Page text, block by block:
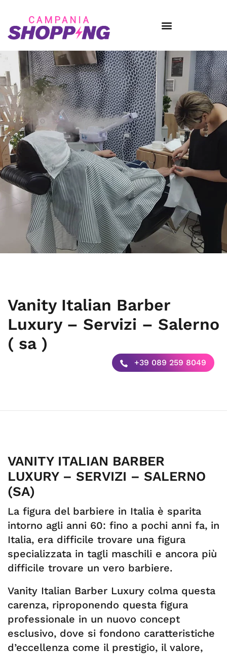
Vanity Italian Barber
Luxury – Servizi – Salerno
( sa )
+39 089 259 8049
VANITY ITALIAN BARBER
LUXURY – SERVIZI – SALERNO
(SA)
La figura del barbiere in Italia è sparita
intorno agli anni 60: fino a pochi anni fa, in
Italia, era difficile trovare una figura
specializzata in tagli maschili e ancora più
difficile trovare un vero barbiere.
Vanity Italian Barber Luxury colma questa
carenza, riproponendo questa figura
professionale in un nuovo concept
esclusivo, dove si fondono caratteristiche
d’eccellenza come il prestigio, il valore,